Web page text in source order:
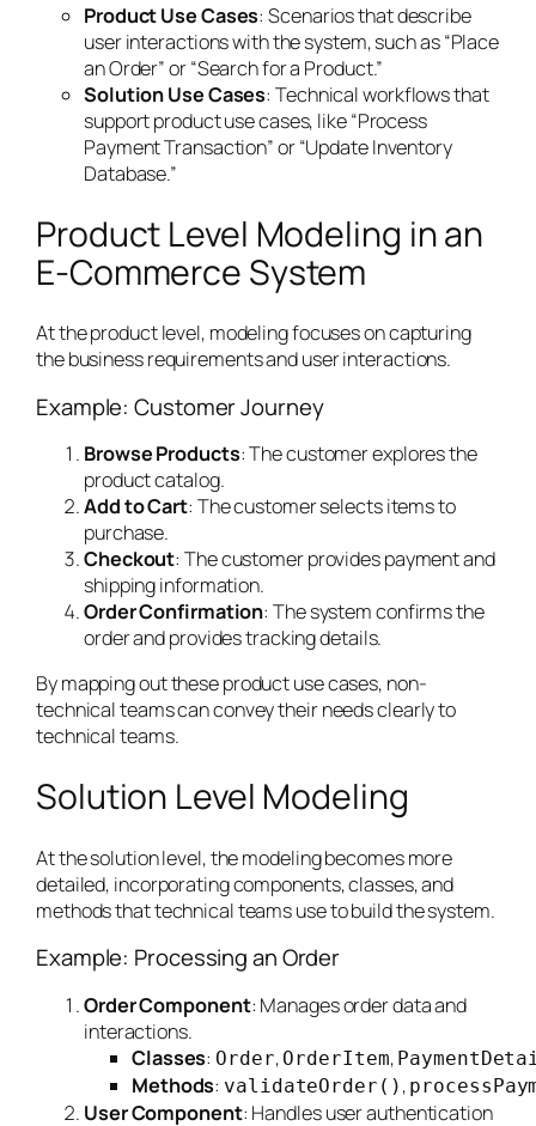
Product Use Cases: Scenarios that describe
user interactions with the system, such as “Place
an Order” or “Search for a Product.”
Solution Use Cases: Technical workflows that
support product use cases, like “Process
Payment Transaction” or “Update Inventory
Database.”
Product Level Modeling in an
E-Commerce System
At the product level, modeling focuses on capturing
the business requirements and user interactions.
Example: Customer Journey
Browse Products: The customer explores the
product catalog.
Add to Cart: The customer selects items to
purchase.
Checkout: The customer provides payment and
shipping information.
Order Confirmation: The system confirms the
order and provides tracking details.
By mapping out these product use cases, non-
technical teams can convey their needs clearly to
technical teams.
Solution Level Modeling
At the solution level, the modeling becomes more
detailed, incorporating components, classes, and
methods that technical teams use to build the system.
Example: Processing an Order
Order Component: Manages order data and
interactions.
Classes: Order, OrderItem,
Methods: validateOrder() ,
User Component: Handles user authentication